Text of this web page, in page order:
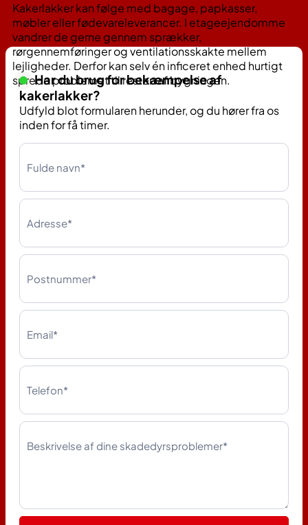
Kakerlakker kan følge med bagage, papkasser,
møbler eller fødevareleverancer. I etageejendomme
vandrer de gerne gennem sprækker,
rørgennemføringer og ventilationsskakte mellem
lejligheder. Derfor kan selv én inficeret enhed hurtigt
sprede problemet til resten af bygningen.
Har du brug for bekæmpelse af
kakerlakker?
Udfyld blot formularen herunder, og du hører fra os
inden for få timer.
Kontakt
os